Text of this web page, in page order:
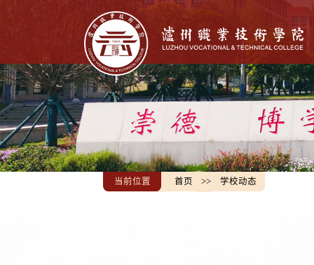
当前位置 首页 >> 学校动态